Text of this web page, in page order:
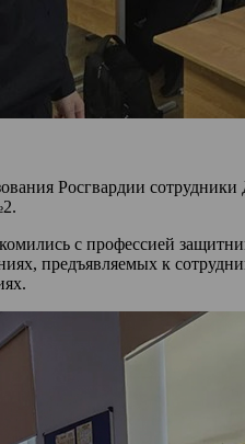
Росгвардии
с профессией
предъявляемых к